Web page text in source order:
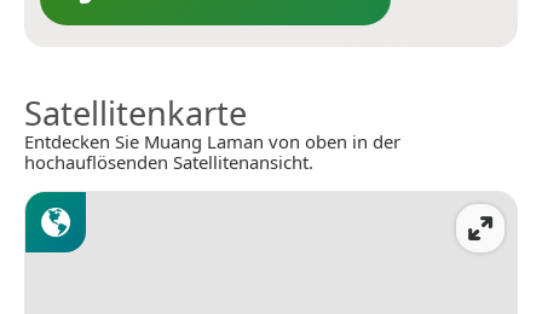
Satellitenkarte
Entdecken Sie Muang Laman von oben in der
hochauflösenden Satellitenansicht.